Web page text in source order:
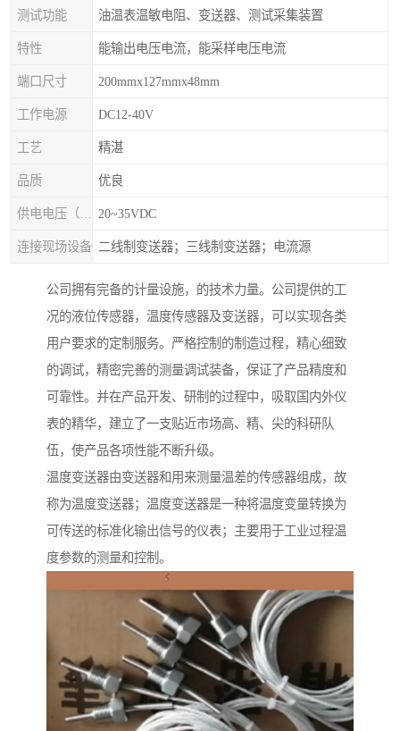
测试功能 油温表温敏电阻、变送器、测试采集装置
特性 能输出电压电流，能采样电压电流
端口尺寸 200mmx127mmx48mm
工作电源 DC12-40V
工艺 精湛
品质 优良
20~35VDC
连接现场设备 二线制变送器；三线制变送器；电流源
公司拥有完备的计量设施，的技术力量。公司提供的工
况的液位传感器，温度传感器及变送器，可以实现各类
用户要求的定制服务。严格控制的制造过程，精心细致
的调试，精密完善的测量调试装备，保证了产品精度和
可靠性。并在产品开发、研制的过程中，吸取国内外仪
表的精华，建立了一支贴近市场高、精、尖的科研队
伍，使产品各项性能不断升级。
温度变送器由变送器和用来测量温差的传感器组成，故
称为温度变送器；温度变送器是一种将温度变量转换为
可传送的标准化输出信号的仪表；主要用于工业过程温
度参数的测量和控制。